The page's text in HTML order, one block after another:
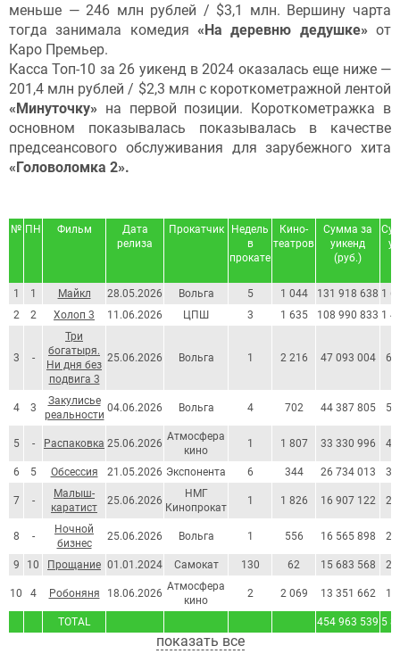
меньше — 246 млн рублей / $3,1 млн. Вершину чарта
тогда занимала комедия «На деревню дедушке» от
Каро Премьер.
Касса Топ-10 за 26 уикенд в 2024 оказалась еще ниже —
201,4 млн рублей / $2,3 млн с короткометражной лентой
«Минуточку» на первой позиции. Короткометражка в
основном показывалась показывалась в качестве
предсеансового обслуживания для зарубежного хита
«Головоломка 2».
№ ПН Фильм
Дата
релиза
Прокатчик
Недель
в
прокате
Кино-
театров
Сумма за
уикенд
(руб.)
TOTAL 454 963 539 5
1 1 Майкл 28.05.2026 Вольга 5 1 044 131 918 638 1
2
2 Холоп 3 11.06.2026 ЦПШ 3 1 635 108 990 833 1
3 -
Три
богатыря.
Ни дня без
подвига 3
25.06.2026 Вольга 1 2 216 47 093 004
4 3
Закулисье
реальности
04.06.2026 Вольга 4 702 44 387 805
5 - Распаковка 25.06.2026
Атмосфера
кино
1 1 807 33 330 996
6 5 Обсессия 21.05.2026 Экспонента 6 344 26 734 013
7 -
Малыш-
каратист
25.06.2026
НМГ
Кинопрокат
1 1 826 16 907 122
8 -
Ночной
бизнес
25.06.2026 Вольга 1 556 16 565 898
9 10 Прощание 01.01.2024 Самокат 130 62 15 683 568
10 4 Робоняня 18.06.2026
Атмосфера
кино
2 2 069 13 351 662
показать все